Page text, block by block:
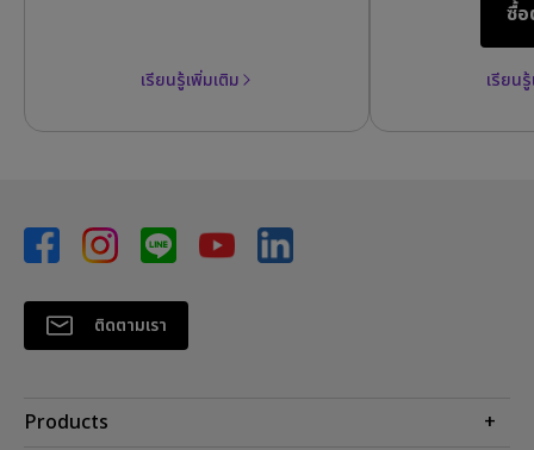
เรียนรู้เพิ่มเติม
ซื้
เรียน
ติดตามเรา
Products